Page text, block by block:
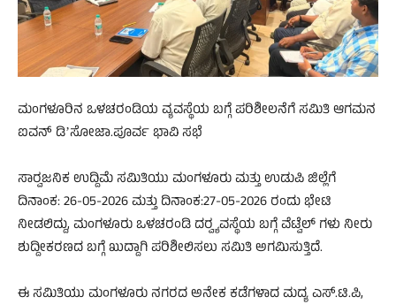
ಮಂಗಳೂರಿನ ಒಳಚರಂಡಿಯ ವ್ಯವಸ್ಥೆಯ ಬಗ್ಗೆ ಪರಿಶೀಲನೆಗೆ ಸಮಿತಿ ಆಗಮನ
ಐವನ್ ಡಿʼಸೋಜಾ.ಪೂರ್ವ ಭಾವಿ ಸಭೆ
ಸಾರ‍್ವಜನಿಕ ಉದ್ದಿಮೆ ಸಮಿತಿಯು ಮಂಗಳೂರು ಮತ್ತು ಉಡುಪಿ ಜಿಲ್ಲೆಗೆ
ದಿನಾಂಕ: 26-05-2026 ಮತ್ತು ದಿನಾಂಕ:27-05-2026 ರಂದು ಭೇಟಿ
ನೀಡಲಿದ್ದು, ಮಂಗಳೂರು ಒಳಚರಂಡಿ ದರ‍್ವ್ಯವಸ್ಥೆಯ ಬಗ್ಗೆ ವೆಟ್ವೆಲ್ ಗಳು ನೀರು
ಶುದ್ದೀಕರಣದ ಬಗ್ಗೆ ಖುದ್ದಾಗಿ ಪರಿಶೀಲಿಸಲು ಸಮಿತಿ ಅಗಮಿಸುತ್ತಿದೆ.
ಈ ಸಮಿತಿಯು ಮಂಗಳೂರು ನಗರದ ಅನೇಕ ಕಡೆಗಳಾದ ಮದ್ಯ ಎಸ್.ಟಿ.ಪಿ,